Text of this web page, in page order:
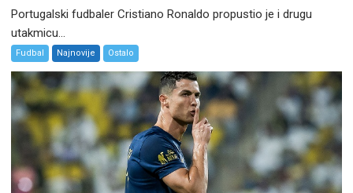
Portugalski fudbaler Cristiano Ronaldo propustio je i drugu
utakmicu...
Fudbal Najnovije Ostalo